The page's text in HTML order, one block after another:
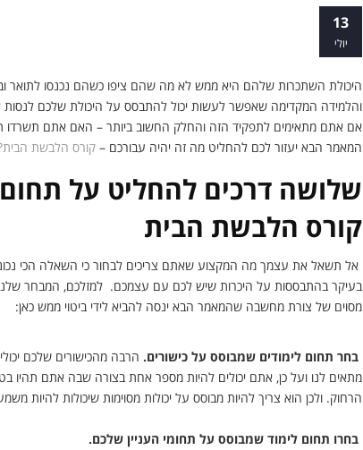
13
יולי
היכולת השתכרות שלהם היא ממש לא מה שהם ציפו כשהם נכנסו לתואר
והלמידה המקדימה שאפשר לעשות יכול להתבסס על היכולת שלכם
אם אתם מתאימים לתפקיד הזה והחלק החשוב ביותר – האם אתם תשרדו
המאמר הבא יעזור לכם להחליט מה זה יהיה עבורכם – קורס הלבשת
שלושה דרכים להחליט על תחום
קורס הלבשת הבית
אל תשאל את עצמך מה המקצוע שאתם צריכים לבחור כי השאלה הכי
בעיקר בהתבססות על היכרות שיש לכם עם עצמכם. למזלכם, המבחר שלנו
מסוים של צורת מחשבה שהמאמר הבא ינסה להביא לידי ביטוי ממש כאן:
בחר תחום לימודים שמבוסס על כישורים. הרבה מהכישורים שלכם
מתאים לנו ועל כן, אתם יכולים להיות מספר אחת בצורה שבה אתם תהיו
הרחוק. ולכן הוא צריך להיות מבוסס על יכולות מסוימות שיכולות להיות
בחרו תחום לימוד שמבוסס על תחומי העניין שלכם.